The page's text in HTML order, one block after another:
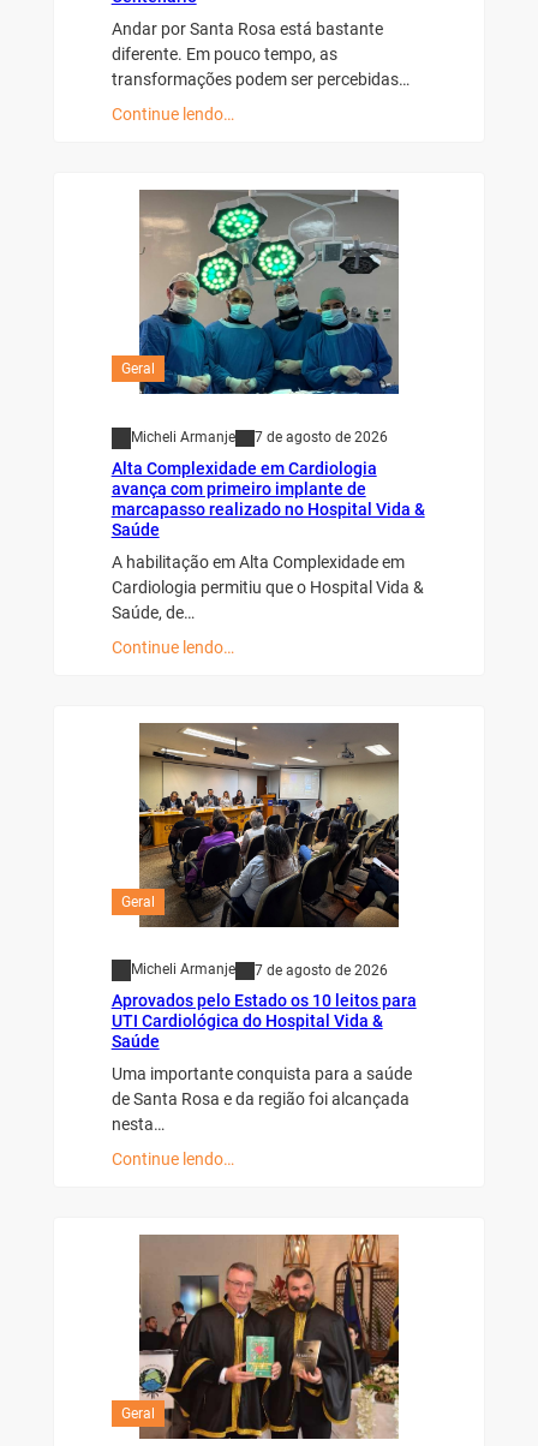
Andar por Santa Rosa está bastante
diferente. Em pouco tempo, as
transformações podem ser percebidas…
Continue lendo…
Geral
Micheli Armanje 7 de agosto de 2026
Alta Complexidade em Cardiologia
avança com primeiro implante de
marcapasso realizado no Hospital Vida &
Saúde
A habilitação em Alta Complexidade em
Cardiologia permitiu que o Hospital Vida &
Saúde, de…
Continue lendo…
Geral
Micheli Armanje 7 de agosto de 2026
Aprovados pelo Estado os 10 leitos para
UTI Cardiológica do Hospital Vida &
Saúde
Uma importante conquista para a saúde
de Santa Rosa e da região foi alcançada
nesta…
Continue lendo…
Geral